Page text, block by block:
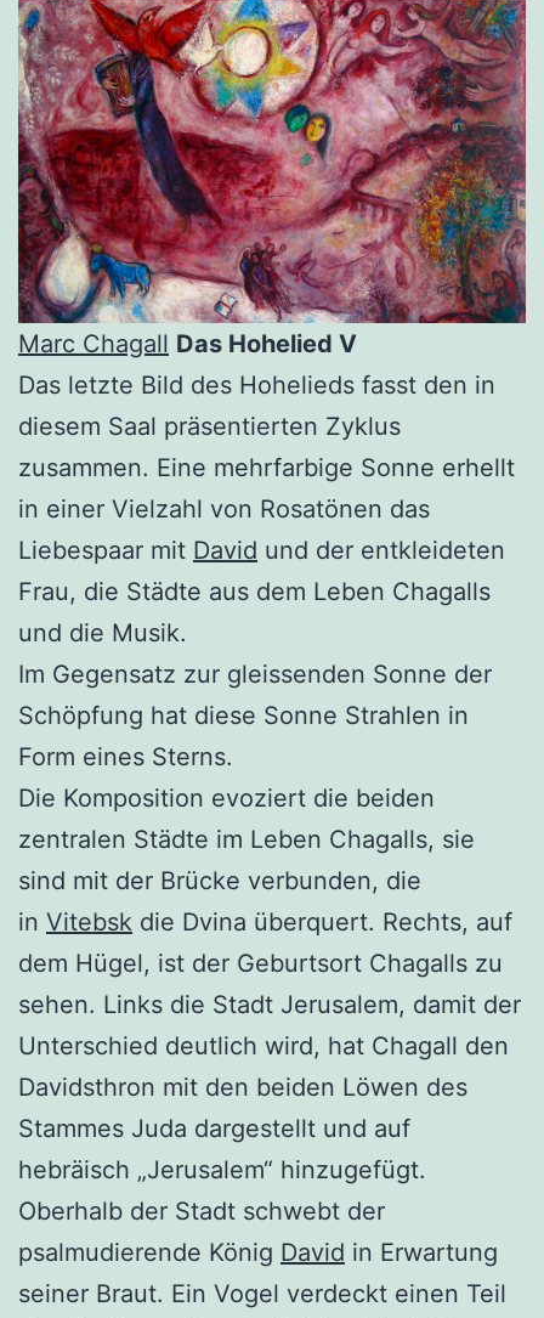
Marc Chagall Das Hohelied V
Das letzte Bild des Hohelieds fasst den in
diesem Saal präsentierten Zyklus
zusammen. Eine mehrfarbige Sonne erhellt
in einer Vielzahl von Rosatönen das
Liebespaar mit David und der entkleideten
Frau, die Städte aus dem Leben Chagalls
und die Musik.
Im Gegensatz zur gleissenden Sonne der
Schöpfung hat diese Sonne Strahlen in
Form eines Sterns.
Die Komposition evoziert die beiden
zentralen Städte im Leben Chagalls, sie
sind mit der Brücke verbunden, die
in Vitebsk die Dvina überquert. Rechts, auf
dem Hügel, ist der Geburtsort Chagalls zu
sehen. Links die Stadt Jerusalem, damit der
Unterschied deutlich wird, hat Chagall den
Davidsthron mit den beiden Löwen des
Stammes Juda dargestellt und auf
hebräisch „Jerusalem“ hinzugefügt.
Oberhalb der Stadt schwebt der
psalmudierende König David in Erwartung
seiner Braut. Ein Vogel verdeckt einen Teil